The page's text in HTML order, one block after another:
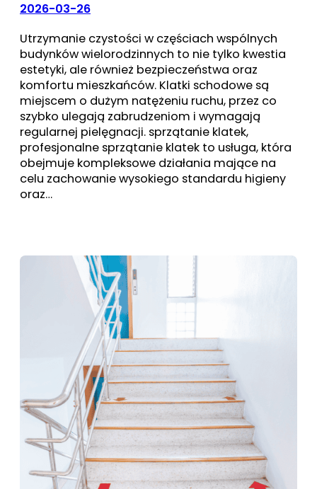
2026-03-26
Utrzymanie czystości w częściach wspólnych
budynków wielorodzinnych to nie tylko kwestia
estetyki, ale również bezpieczeństwa oraz
komfortu mieszkańców. Klatki schodowe są
miejscem o dużym natężeniu ruchu, przez co
szybko ulegają zabrudzeniom i wymagają
regularnej pielęgnacji. sprzątanie klatek,
profesjonalne sprzątanie klatek to usługa, która
obejmuje kompleksowe działania mające na
celu zachowanie wysokiego standardu higieny
oraz…